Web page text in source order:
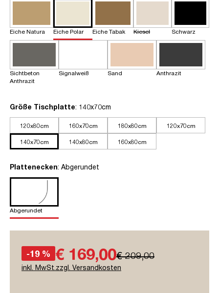
Eiche Natura Eiche Polar Eiche Tabak Kiesel Schwarz
Sichtbeton
Anthrazit
Signalweiß Sand Anthrazit
Größe Tischplatteauswählen
: 140x70cm
120x80cm 160x70cm 180x80cm 120x70cm
140x70cm 140x80cm 160x80cm
Platteneckenauswählen
: Abgerundet
Abgerundet
-19 % € 169,00€ 209,00
inkl. MwSt.zzgl. Versandkosten